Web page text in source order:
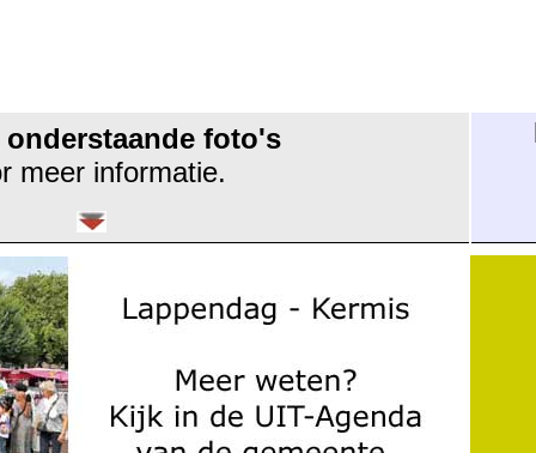
onderstaande foto's
meer informatie.